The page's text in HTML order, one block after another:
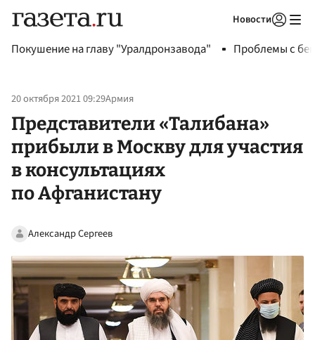
Новости
Покушение на главу "Уралдронзавода" Проблемы с
20 октября 2021 09:29Армия
Представители «Талибана»
прибыли в Москву для участия
в консультациях
по Афганистану
Александр Сергеев